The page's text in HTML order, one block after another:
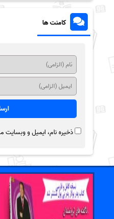
کامنت ها
ذخیره نام، ایمیل و وبسایت